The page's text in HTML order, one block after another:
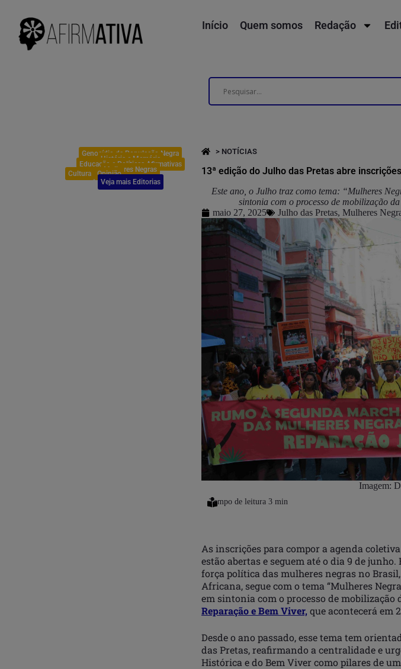
Início Quem somos Redação
Genocídio da População Negra
História e Memória
Educação e Políticas Afirmativas
Mulheres Negras
Cultura
Opinião
Veja mais Editorias
> NOTÍCIAS
13ª edição do Julho das Pretas abre
Este ano, o Julho traz como tema: “Mulheres
sintonia com o processo de mobilização
maio 27, 2025
Julho das Pretas, Mulheres
Imagem:
As inscrições para compor a agenda
estão abertas e seguem até o dia 9 de junho.
força política das mulheres negras no
Africana, segue com o tema “Mulheres
em sintonia com o processo de mobilização
Reparação e Bem Viver, que acontecerá em
Desde o ano passado, esse tema tem
das Pretas, reafirmando a centralidade e
Histórica e do Bem Viver como pilares de